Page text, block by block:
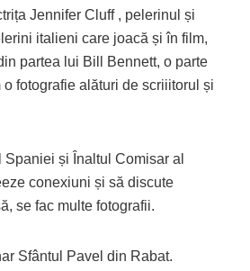
Jennifer Cluff , pelerinul și
italieni care joacă și în film,
partea lui Bill Bennett, o parte
fotografie alături de scriiitorul și
și Înaltul Comisar al
conexiuni și să discute
se fac multe fotografii.
Sfântul Pavel din Rabat.